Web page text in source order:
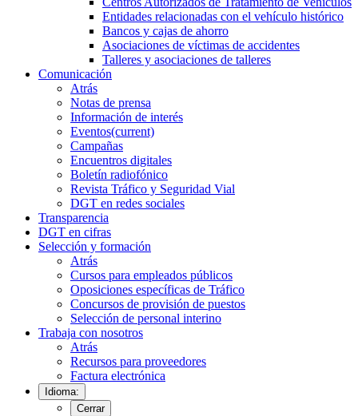
Entidades relacionadas con el vehículo histórico
Bancos y cajas de ahorro
Asociaciones de víctimas de accidentes
Talleres y asociaciones de talleres
Comunicación
Atrás
Notas de prensa
Información de interés
Eventos(current)
Campañas
Encuentros digitales
Boletín radiofónico
Revista Tráfico y Seguridad Vial
DGT en redes sociales
Transparencia
DGT en cifras
Selección y formación
Atrás
Cursos para empleados públicos
Oposiciones específicas de Tráfico
Concursos de provisión de puestos
Selección de personal interino
Trabaja con nosotros
Atrás
Recursos para proveedores
Factura electrónica
Idioma:
Cerrar